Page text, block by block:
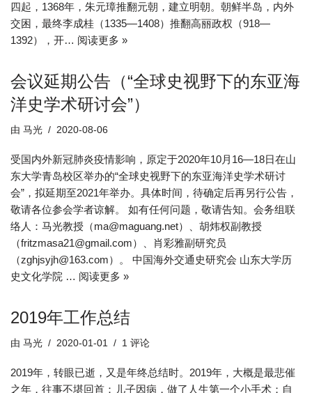
四起，1368年，朱元璋推翻元朝，建立明朝。朝鲜半岛，内外
交困，最终李成桂（1335—1408）推翻高丽政权（918—
1392），开… 阅读更多 »
会议延期公告（“全球史视野下的东亚海
洋史学术研讨会”）
由 马光 2020-08-06
受国内外新冠肺炎疫情影响，原定于2020年10月16—18日在山
东大学青岛校区举办的“全球史视野下的东亚海洋史学术研讨
会”，拟延期至2021年举办。具体时间，待确定后再另行公告，
敬请各位参会学者谅解。 如有任何问题，敬请告知。会务组联
络人：马光教授（ma@maguang.net）、胡炜权副教授
（fritzmasa21@gmail.com）、肖彩雅副研究员
（zghjsyjh@163.com）。 中国海外交通史研究会 山东大学历
史文化学院 … 阅读更多 »
2019年工作总结
由 马光 2020-01-01 1 评论
2019年，转眼已逝，又是年终总结时。2019年，大概是最悲催
之年，往事不堪回首：儿子因病，做了人生第一个小手术；自